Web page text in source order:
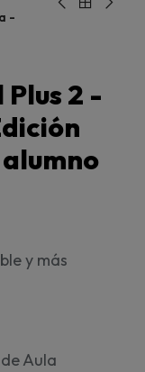
-
2 -
y más
Aula